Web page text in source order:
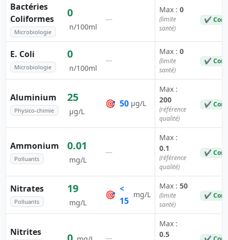
Bactéries
Coliformes
Microbiologie
0
n/100ml
—
Max : 0
(limite
santé)
✔
E. Coli
Microbiologie
0
n/100ml
—
Max : 0
(limite
santé)
✔
Aluminium
Physico-chimie
25
µg/L
🎯 50 µg/L
Max :
200
(référence
qualité)
✔
Ammonium
Polluants
0.01
mg/L
—
Max :
0.1
(référence
qualité)
✔
Nitrates
Polluants
19
mg/L
🎯
<
15
mg/L
Max : 50
(limite
santé)
✔
Nitrites
Max :
0.5